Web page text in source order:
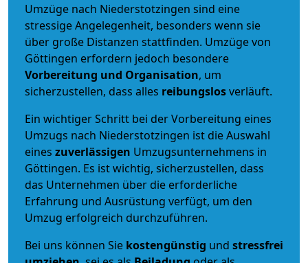
Umzüge nach Niederstotzingen sind eine
stressige Angelegenheit, besonders wenn sie
über große Distanzen stattfinden. Umzüge von
Göttingen erfordern jedoch besondere
Vorbereitung und Organisation, um
sicherzustellen, dass alles reibungslosverläuft.
Ein wichtiger Schritt bei der Vorbereitung eines
Umzugs nach Niederstotzingen ist die Auswahl
eines zuverlässigen Umzugsunternehmens in
Göttingen. Es ist wichtig, sicherzustellen, dass
das Unternehmen über die erforderliche
Erfahrung und Ausrüstung verfügt, um den
Umzug erfolgreich durchzuführen.
Bei uns können Sie kostengünstig und stressfrei